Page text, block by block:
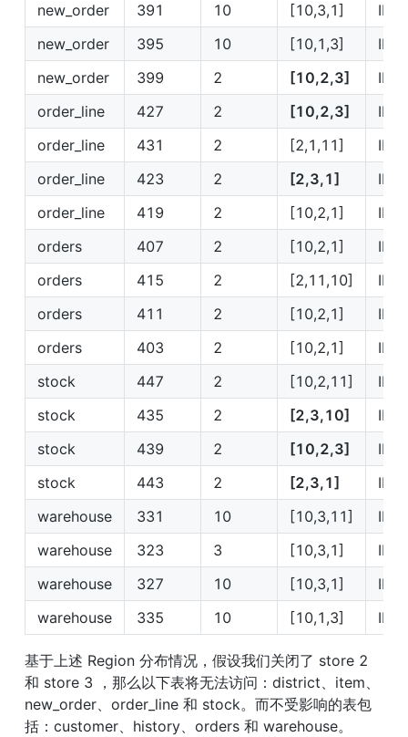
new_order
391 10 [10,3,1]
IP10
new_order
395 10 [10,1,3]
IP10
new_order
399 2 [10,2,3]
IP2
order_line
427 2 [10,2,3]
IP2
order_line
431 2 [2,1,11]
IP2
order_line
423 2 [2,3,1]
IP2
order_line
419 2 [10,2,1]
IP2
orders
407 2 [10,2,1]
IP2
orders
415 2 [2,11,10]
IP2
orders
411 2 [10,2,1]
IP2
orders
403 2 [10,2,1]
IP2
stock
447 2 [10,2,11]
IP2
stock
435 2 [2,3,10]
IP2
stock
439 2 [10,2,3]
IP2
stock
443 2 [2,3,1]
IP2
warehouse
331 10 [10,3,11]
IP10
warehouse
323 3 [10,3,1]
IP3
warehouse
327 10 [10,3,1]
IP10
warehouse
335 10 [10,1,3] IP10
基于上述 Region 分布情况，假设我们关闭了 store 2
和 store 3 ，那么以下表将无法访问：district、item、
new_order、order_line 和 stock。而不受影响的表包
括：customer、history、orders 和 warehouse。